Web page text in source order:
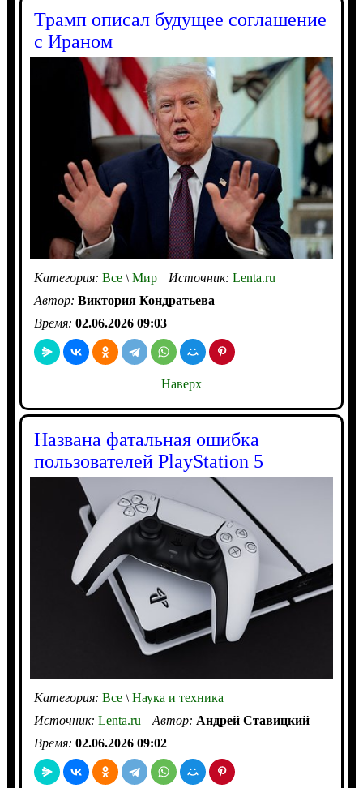
Трамп описал будущее соглашение
с Ираном
Категория: Все\Мир Источник: Lenta.ru
Автор: Виктория Кондратьева
Время: 02.06.2026 09:03
Наверх
Названа фатальная ошибка
пользователей PlayStation 5
Категория: Все\Наука и техника
Источник: Lenta.ru Автор: Андрей Ставицкий
Время: 02.06.2026 09:02